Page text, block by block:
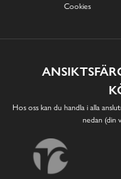
Cookies
Hos oss kan du handla i alla
nedan (din